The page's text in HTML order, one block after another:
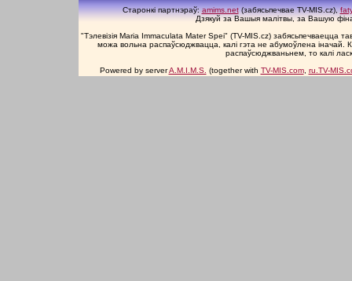
Старонкі партнэраў:amims.net(забясьпечвае TV-MIS.cz),
Дзякуй за Вашыя малітвы, за Вашую
"Тэлевізія Maria Immaculata Mater Spei" (TV-MIS.cz) забясьпечваецца
можа вольна распаўсюджвацца, калі гэта не абумоўлена іначай.
распаўсюджваньнем, то калі
Powered by serverA.M.I.M.S. (together with TV-MIS.com, ru.TV-